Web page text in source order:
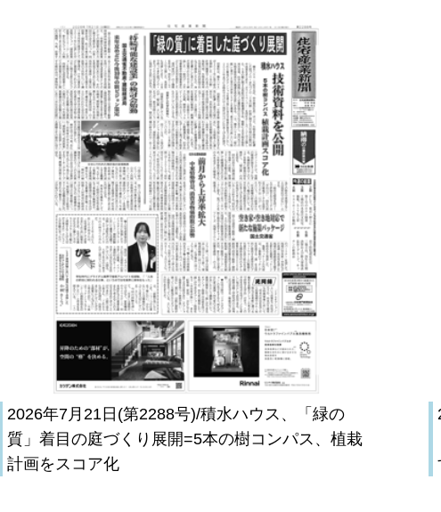
2026年7月21日(第2288号)/積水ハウス、「緑の
質」着目の庭づくり展開=5本の樹コンパス、植栽
計画をスコア化